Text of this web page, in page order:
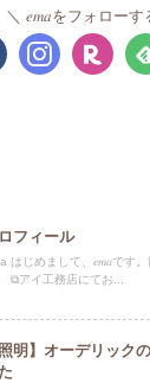
𝑒𝑚𝑎をフォローす
フィール
はじめまして、𝑒𝑚𝑎です
⧉アイ工務店にてお...
照明】オーデリック